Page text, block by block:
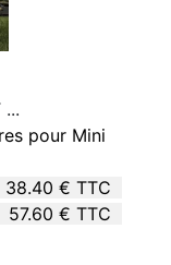
pour Mini
38.40 € TTC
57.60 € TTC